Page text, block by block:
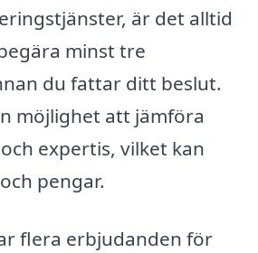
är det alltid
minst tre
du fattar ditt beslut.
möjlighet att jämföra
expertis, vilket kan
pengar.
flera erbjudanden för